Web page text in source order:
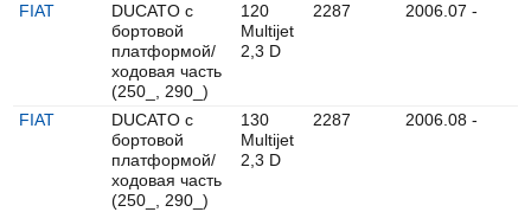
FIAT
DUCATO c
бортовой
платформой/
ходовая часть
(250_, 290_)
120
Multijet
2,3 D
2287 2006.07 -
FIAT
DUCATO c
бортовой
платформой/
ходовая часть
(250_, 290_)
130
Multijet
2,3 D
2287 2006.08 -